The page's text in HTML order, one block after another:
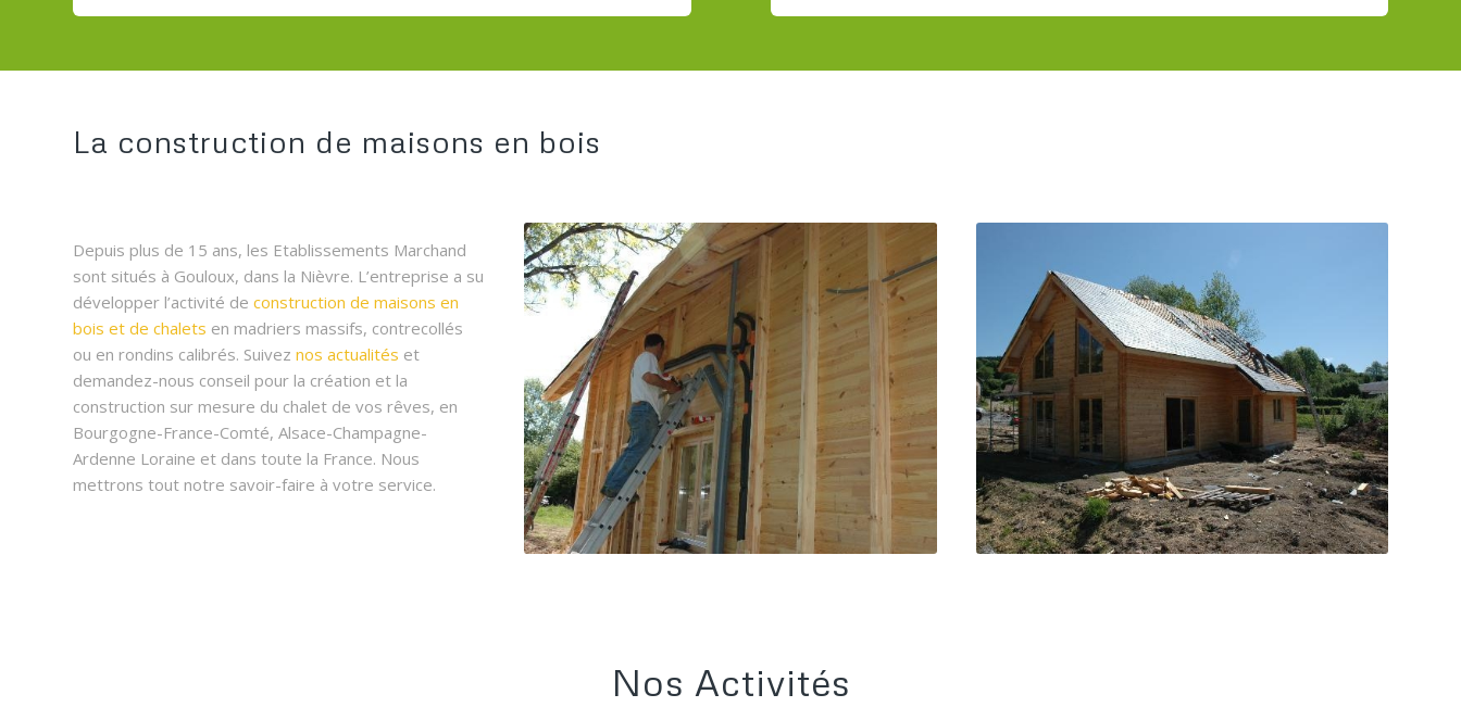
La construction de maisons en bois
Depuis plus de 15 ans, les Etablissements Marchand
sont situés à Gouloux, dans la Nièvre. L’entreprise a su
développer l’activité de construction de maisons en
bois et de chalets en madriers massifs, contrecollés
ou en rondins calibrés. Suivez nos actualités et
demandez-nous conseil pour la création et la
construction sur mesure du chalet de vos rêves, en
Bourgogne-France-Comté, Alsace-Champagne-
Ardenne Loraine et dans toute la France. Nous
mettrons tout notre savoir-faire à votre service.
Nos Activités